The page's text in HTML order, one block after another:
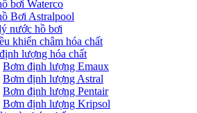
bơi Waterco
Bơi Astralpool
nước hồ bơi
khiển châm hóa chất
lượng hóa chất
Bơm định lượng Emaux
Bơm định lượng Astral
Bơm định lượng Pentair
Bơm định lượng Kripsol